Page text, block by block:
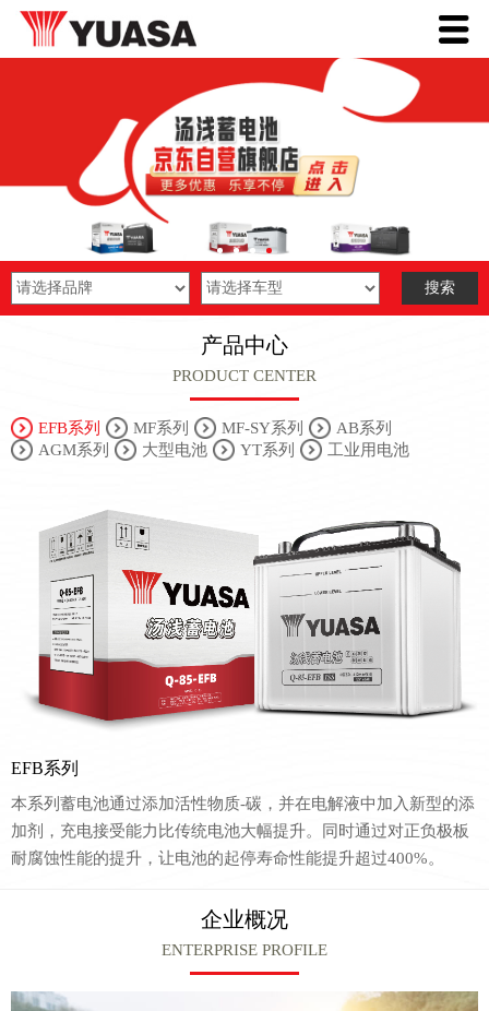
产品中心
PRODUCT CENTER
EFB系列 MF系列 MF-SY系列
AB系列
AGM系列
大型电池 YT系列 工业用电池
EFB系列
本系列蓄电池通过添加活性物质-碳，并在电解液中加入新型的添
加剂，充电接受能力比传统电池大幅提升。同时通过对正负极板
耐腐蚀性能的提升，让电池的起停寿命性能提升超过400%。
企业概况
ENTERPRISE PROFILE